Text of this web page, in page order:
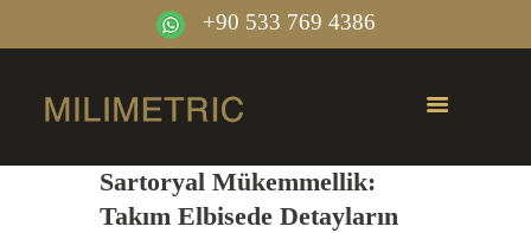
+90 533 769 4386
Sartoryal Mükemmellik:
Takım Elbisede Detayların